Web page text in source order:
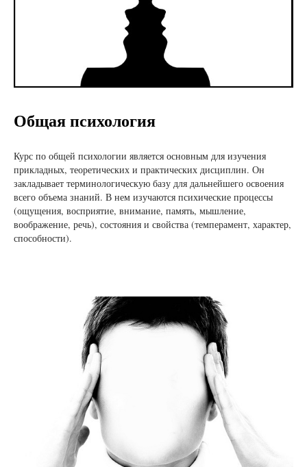
Общая психология
Курс по общей психологии является основным для изучения
прикладных, теоретических и практических дисциплин. Он
закладывает терминологическую базу для дальнейшего освоения
всего объема знаний. В нем изучаются психические процессы
(ощущения, восприятие, внимание, память, мышление,
воображение, речь), состояния и свойства (темперамент, характер,
способности).